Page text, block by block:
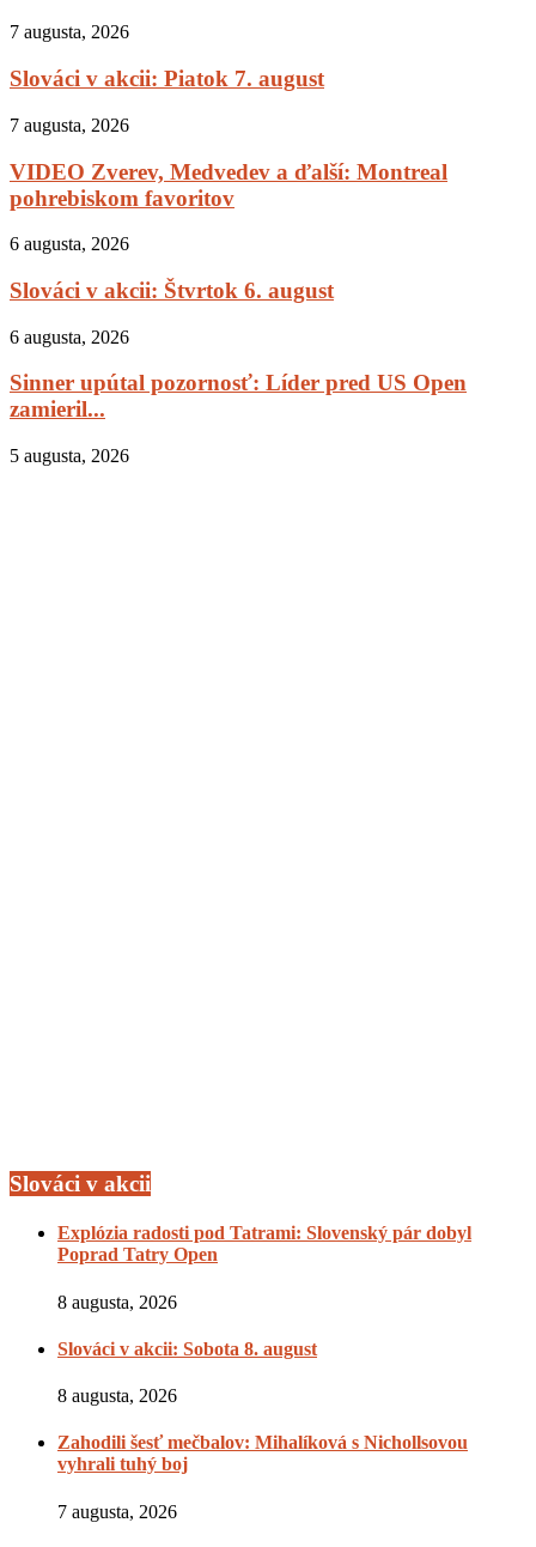
7 augusta, 2026
Slováci v akcii: Piatok 7. august
7 augusta, 2026
VIDEO Zverev, Medvedev a ďalší: Montreal
pohrebiskom favoritov
6 augusta, 2026
Slováci v akcii: Štvrtok 6. august
6 augusta, 2026
Sinner upútal pozornosť: Líder pred US Open
zamieril...
5 augusta, 2026
Slováci v akcii
Explózia radosti pod Tatrami: Slovenský pár dobyl
Poprad Tatry Open
8 augusta, 2026
Slováci v akcii: Sobota 8. august
8 augusta, 2026
Zahodili šesť mečbalov: Mihalíková s Nichollsovou
vyhrali tuhý boj
7 augusta, 2026